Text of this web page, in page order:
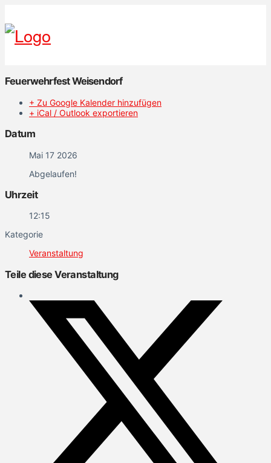
Feuerwehrfest Weisendorf
+ Zu Google Kalender hinzufügen
+ iCal / Outlook exportieren
Datum
Mai 17 2026
Abgelaufen!
Uhrzeit
12:15
Kategorie
Veranstaltung
Teile diese Veranstaltung